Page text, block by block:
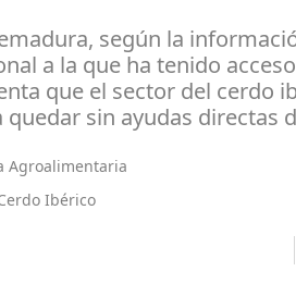
según la
a la que ha tenido
que el sector del cerdo
quedar sin ayudas directas
Agroalimentaria
Ibérico